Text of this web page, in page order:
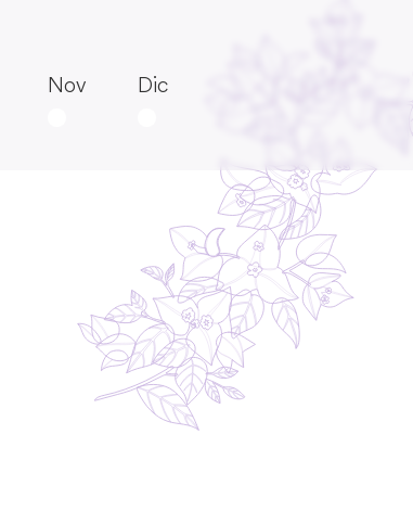
Nov Dic